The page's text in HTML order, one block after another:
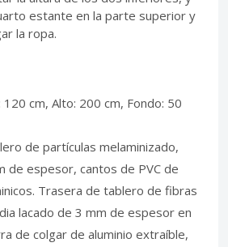
estante en la parte superior y
la ropa.
120 cm, Alto: 200 cm, Fondo: 50
de partículas melaminizado,
de espesor, cantos de PVC de
Trasera de tablero de fibras
lacado de 3 mm de espesor en
de colgar de aluminio extraíble,